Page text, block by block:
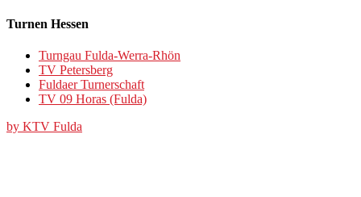
Turnen Hessen
Turngau Fulda-Werra-Rhön
TV Petersberg
Fuldaer Turnerschaft
TV 09 Horas (Fulda)
by KTV Fulda